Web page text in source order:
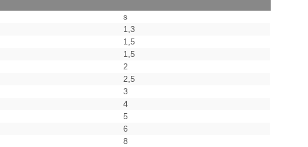
s
1,3
1,5
1,5
2
2,5
3
4
5
6
8